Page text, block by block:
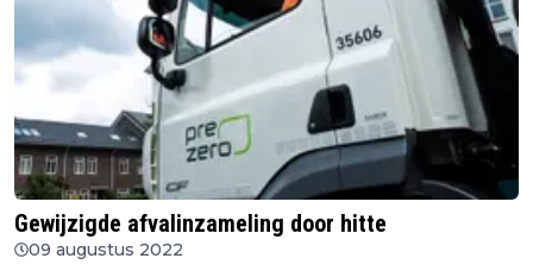
Gewijzigde afvalinzameling door hitte
09 augustus 2022